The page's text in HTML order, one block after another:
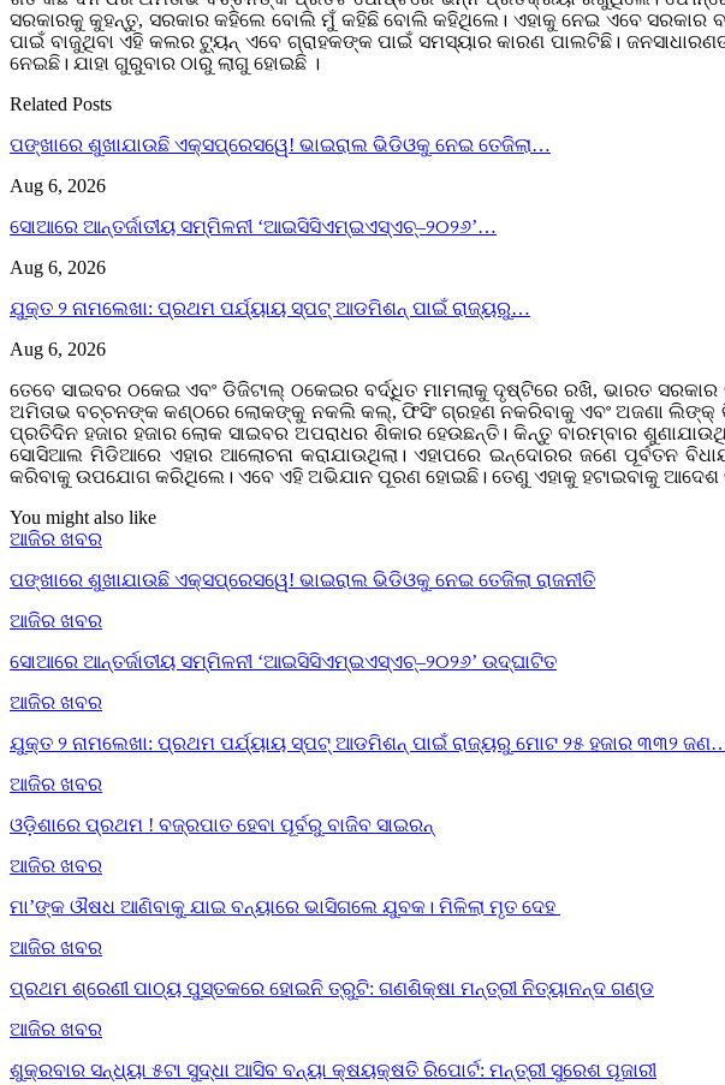
ସରକାରକୁ କୁହନ୍ତୁ, ସରକାର କହିଲେ ବୋଲି ମୁଁ କହିଛି ବୋଲି କହିଥିଲେ। ଏହାକୁ ନେଇ ଏବେ
ପାଇଁ ବାଜୁଥିବା ଏହି କଲର ଟ୍ୟୁନ୍ ଏବେ ଗ୍ରାହକଙ୍କ ପାଇଁ ସମସ୍ୟାର କାରଣ ପାଲଟିଛି।
ନେଇଛି। ଯାହା ଗୁରୁବାର ଠାରୁ ଲାଗୁ ହୋଇଛି ।
Related Posts
ପଙ୍ଖାରେ ଶୁଖାଯାଉଛି ଏକ୍ସପ୍ରେସୱେ! ଭାଇରାଲ ଭିଡିଓକୁ ନେଇ ତେଜିଲା…
Aug 6, 2026
ସୋଆରେ ଆନ୍ତର୍ଜାତୀୟ ସମ୍ମିଳନୀ ‘ଆଇସିସିଏମ୍‌ଇଏସ୍‌ଏଚ୍‌–୨୦୨୬’…
Aug 6, 2026
ଯୁକ୍ତ ୨ ନାମଲେଖା: ପ୍ରଥମ ପର୍ଯ୍ୟାୟ ସ୍ପଟ୍ ଆଡମିଶନ୍ ପାଇଁ ରାଜ୍ୟରୁ…
Aug 6, 2026
ତେବେ ସାଇବର ଠକେଇ ଏବଂ ଡିଜିଟାଲ୍ ଠକେଇର ବର୍ଦ୍ଧିତ ମାମଲାକୁ ଦୃଷ୍ଟିରେ ରଖି, ଭାରତ ସରକାର
ଅମିତାଭ ବଚ୍ଚନଙ୍କ କଣ୍ଠରେ ଲୋକଙ୍କୁ ନକଲି କଲ୍, ଫିସିଂ ଗ୍ରହଣ ନକରିବାକୁ ଏବଂ ଅଜଣା ଲିଙ୍କ୍
ପ୍ରତିଦିନ ହଜାର ହଜାର ଲୋକ ସାଇବର ଅପରାଧର ଶିକାର ହେଉଛନ୍ତି। କିନ୍ତୁ ବାରମ୍ବାର
ସୋସିଆଲ ମିଡିଆରେ ଏହାର ଆଲୋଚନା କରାଯାଉଥିଲା। ଏହାପରେ ଇନ୍ଦୋରର ଜଣେ ପୂର୍ବତନ
କରିବାକୁ ଉପଯୋଗ କରିଥିଲେ। ଏବେ ଏହି ଅଭିଯାନ ପୂରଣ ହୋଇଛି। ତେଣୁ ଏହାକୁ ହଟାଇବାକୁ ଆଦେଶ
You might also like
ଆଜିର ଖବର
ପଙ୍ଖାରେ ଶୁଖାଯାଉଛି ଏକ୍ସପ୍ରେସୱେ! ଭାଇରାଲ ଭିଡିଓକୁ ନେଇ ତେଜିଲା ରାଜନୀତି
ଆଜିର ଖବର
ସୋଆରେ ଆନ୍ତର୍ଜାତୀୟ ସମ୍ମିଳନୀ ‘ଆଇସିସିଏମ୍‌ଇଏସ୍‌ଏଚ୍‌–୨୦୨୬’ ଉଦ୍‌ଘାଟିତ
ଆଜିର ଖବର
ଯୁକ୍ତ ୨ ନାମଲେଖା: ପ୍ରଥମ ପର୍ଯ୍ୟାୟ ସ୍ପଟ୍ ଆଡମିଶନ୍ ପାଇଁ ରାଜ୍ୟରୁ ମୋଟ ୨୫ ହଜାର ୩୩୨
ଆଜିର ଖବର
ଓଡ଼ିଶାରେ ପ୍ରଥମ ! ବଜ୍ରପାତ ହେବା ପୂର୍ବରୁ ବାଜିବ ସାଇରନ୍
ଆଜିର ଖବର
ମା’ଙ୍କ ଔଷଧ ଆଣିବାକୁ ଯାଇ ବନ୍ୟାରେ ଭାସିଗଲେ ଯୁବକ। ମିଳିଲା ମୃତ ଦେହ
ଆଜିର ଖବର
ପ୍ରଥମ ଶ୍ରେଣୀ ପାଠ୍ୟ ପୁସ୍ତକରେ ହୋଇନି ତ୍ରୁଟି: ଗଣଶିକ୍ଷା ମନ୍ତ୍ରୀ ନିତ୍ୟାନନ୍ଦ ଗଣ୍ଡ
ଆଜିର ଖବର
ଶୁକ୍ରବାର ସନ୍ଧ୍ୟା ୫ଟା ସୁଦ୍ଧା ଆସିବ ବନ୍ୟା କ୍ଷୟକ୍ଷତି ରିପୋର୍ଟ: ମନ୍ତ୍ରୀ ସୁରେଶ ପୂଜାରୀ